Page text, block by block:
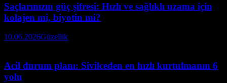
Saçlarınızın güç şifresi: Hızlı ve sağlıklı uzama için
kolajen mi, biyotin mi?
10.06.2026Güzellik
Acil durum planı: Sivilceden en hızlı kurtulmanın 6
yolu